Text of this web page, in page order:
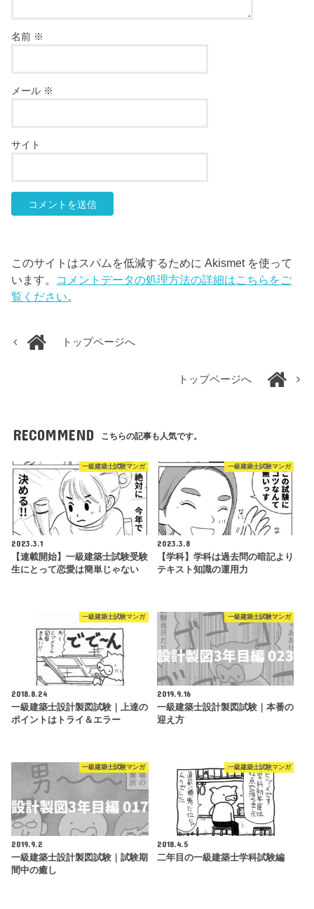
名前 ※
メール ※
サイト
このサイトはスパムを低減するために Akismet を使って
います。 コメントデータの処理方法の詳細はこちらをご
覧ください。
トップページへ
トップページへ
RECOMMEND こちらの記事も人気です。
一級建築士試験マンガ
2023.3.1
【連載開始】一級建築士試験受験
生にとって恋愛は簡単じゃない
一級建築士試験マンガ
2023.3.8
【学科】学科は過去問の暗記より
テキスト知識の運用力
一級建築士試験マンガ
2018.8.24
一級建築士設計製図試験｜上達の
ポイントはトライ＆エラー
一級建築士試験マンガ
2019.9.16
一級建築士設計製図試験｜本番の
迎え方
一級建築士試験マンガ
2019.9.2
一級建築士設計製図試験｜試験期
間中の癒し
一級建築士試験マンガ
2018.4.5
二年目の一級建築士学科試験編